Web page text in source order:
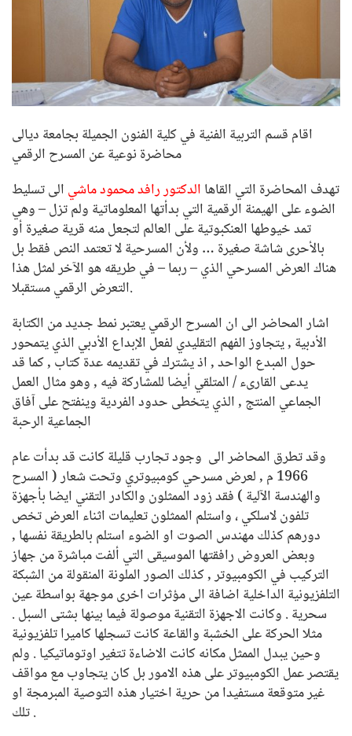
اقام قسم التربية الفنية في كلية الفنون الجميلة بجامعة ديالى
محاضرة نوعية عن المسرح الرقمي
تهدف المحاضرة التي القاها الدكتور رافد محمود ماشي الى تسليط
الضوء على الهيمنة الرقمية التي بدأتها المعلوماتية ولم تزل – وهي
تمد خيوطها العنكبوتية على العالم لتجعل منه قرية صغيرة أو
بالأحرى شاشة صغيرة … ولأن المسرحية لا تعتمد النص فقط بل
هناك العرض المسرحي الذي – ربما – في طريقه هو الآخر لمثل هذا
التعرض الرقمي مستقبلا.
اشار المحاضر الى ان المسرح الرقمي يعتبر نمط جديد من الكتابة
الأدبية , يتجاوز الفهم التقليدي لفعل الإبداع الأدبي الذي يتمحور
حول المبدع الواحد , اذ يشترك في تقديمه عدة كتاب , كما قد
يدعى القارىء / المتلقي أيضا للمشاركة فيه , وهو مثال العمل
الجماعي المنتج , الذي يتخطى حدود الفردية وينفتح على آفاق
الجماعية الرحبة
وقد تطرق المحاضر الى وجود تجارب قليلة كانت قد بدأت عام
1966 م , لعرض مسرحي كومبيوتري وتحت شعار ( المسرح
والهندسة الآلية ) فقد زود الممثلون والكادر التقني ايضا بأجهزة
تلفون لاسلكي ، واستلم الممثلون تعليمات اثناء العرض تخص
دورهم كذلك مهندس الصوت او الضوء استلم بالطريقة نفسها ,
وبعض العروض رافقتها الموسيقى التي ألفت مباشرة من جهاز
التركيب في الكومبيوتر , كذلك الصور الملونة المنقولة من الشبكة
التلفزيونية الداخلية اضافة الى مؤثرات اخرى موجهة بواسطة عين
سحرية . وكانت الاجهزة التقنية موصولة فيما بينها بشتى السبل .
مثلا الحركة على الخشبة والقاعة كانت تسجلها كاميرا تلفزيونية
وحين يبدل الممثل مكانه كانت الاضاءة تتغير اوتوماتيكيا . ولم
يقتصر عمل الكومبيوتر على هذه الامور بل كان يتجاوب مع مواقف
غير متوقعة مستفيدا من حرية اختيار هذه التوصية المبرمجة او
تلك .